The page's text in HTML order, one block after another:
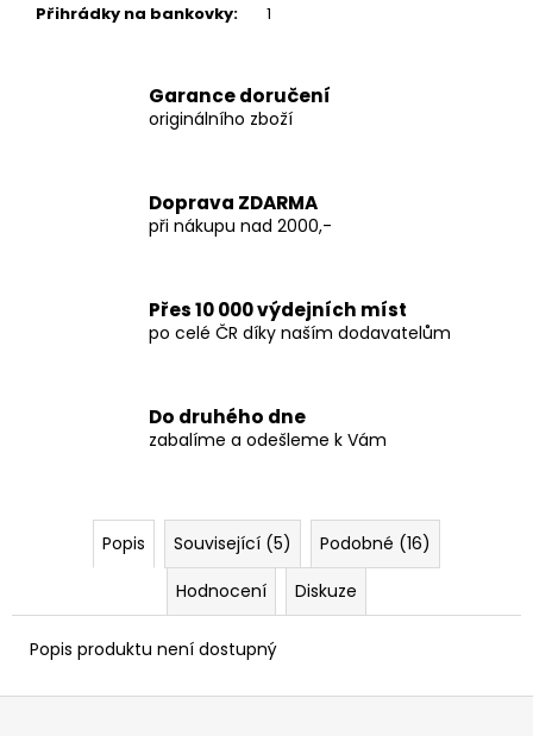
Přihrádky na bankovky: 1
Garance doručení
originálního zboží
Doprava ZDARMA
při nákupu nad 2000,-
Přes 10 000 výdejních míst
po celé ČR díky naším dodavatelům
Do druhého dne
zabalíme a odešleme k Vám
Popis Související (5)
Podobné (16)
Hodnocení
Diskuze
Popis produktu není dostupný
Z